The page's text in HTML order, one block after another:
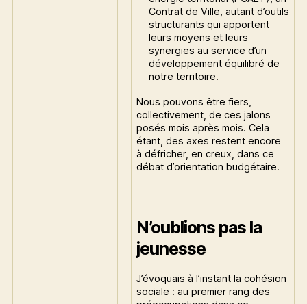
Contrat de Ville, autant d’outils
structurants qui apportent
leurs moyens et leurs
synergies au service d’un
développement équilibré de
notre territoire.
Nous pouvons être fiers,
collectivement, de ces jalons
posés mois après mois. Cela
étant, des axes restent encore
à défricher, en creux, dans ce
débat d’orientation budgétaire.
N’oublions pas la
jeunesse
J’évoquais à l’instant la cohésion
sociale : au premier rang des